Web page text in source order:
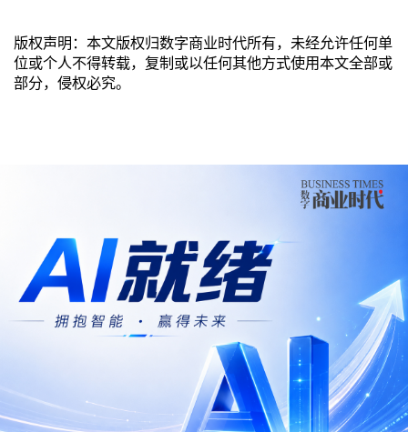
版权声明：本文版权归数字商业时代所有，未经允许任何单
位或个人不得转载，复制或以任何其他方式使用本文全部或
部分，侵权必究。